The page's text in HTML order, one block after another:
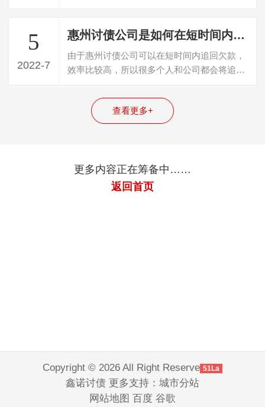
5
2022-7
惠州讨债公司是如何在短时间内追回债务的？
由于惠州讨债公司可以在短时间内追回欠款，
效率比较高，所以很多个人和公司都会将追回
查看更多+
更多内容正在筹备中……
返回首页
Copyright © 2026 All Right Reserve 51La
鑫诺讨债 更多支持： 城市分站
网站地图
百度 谷歌